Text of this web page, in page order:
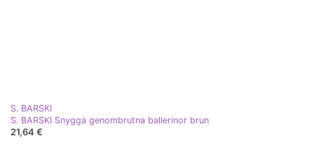
S. BARSKI
S. BARSKI Snygga genombrutna ballerinor brun
21,64 €